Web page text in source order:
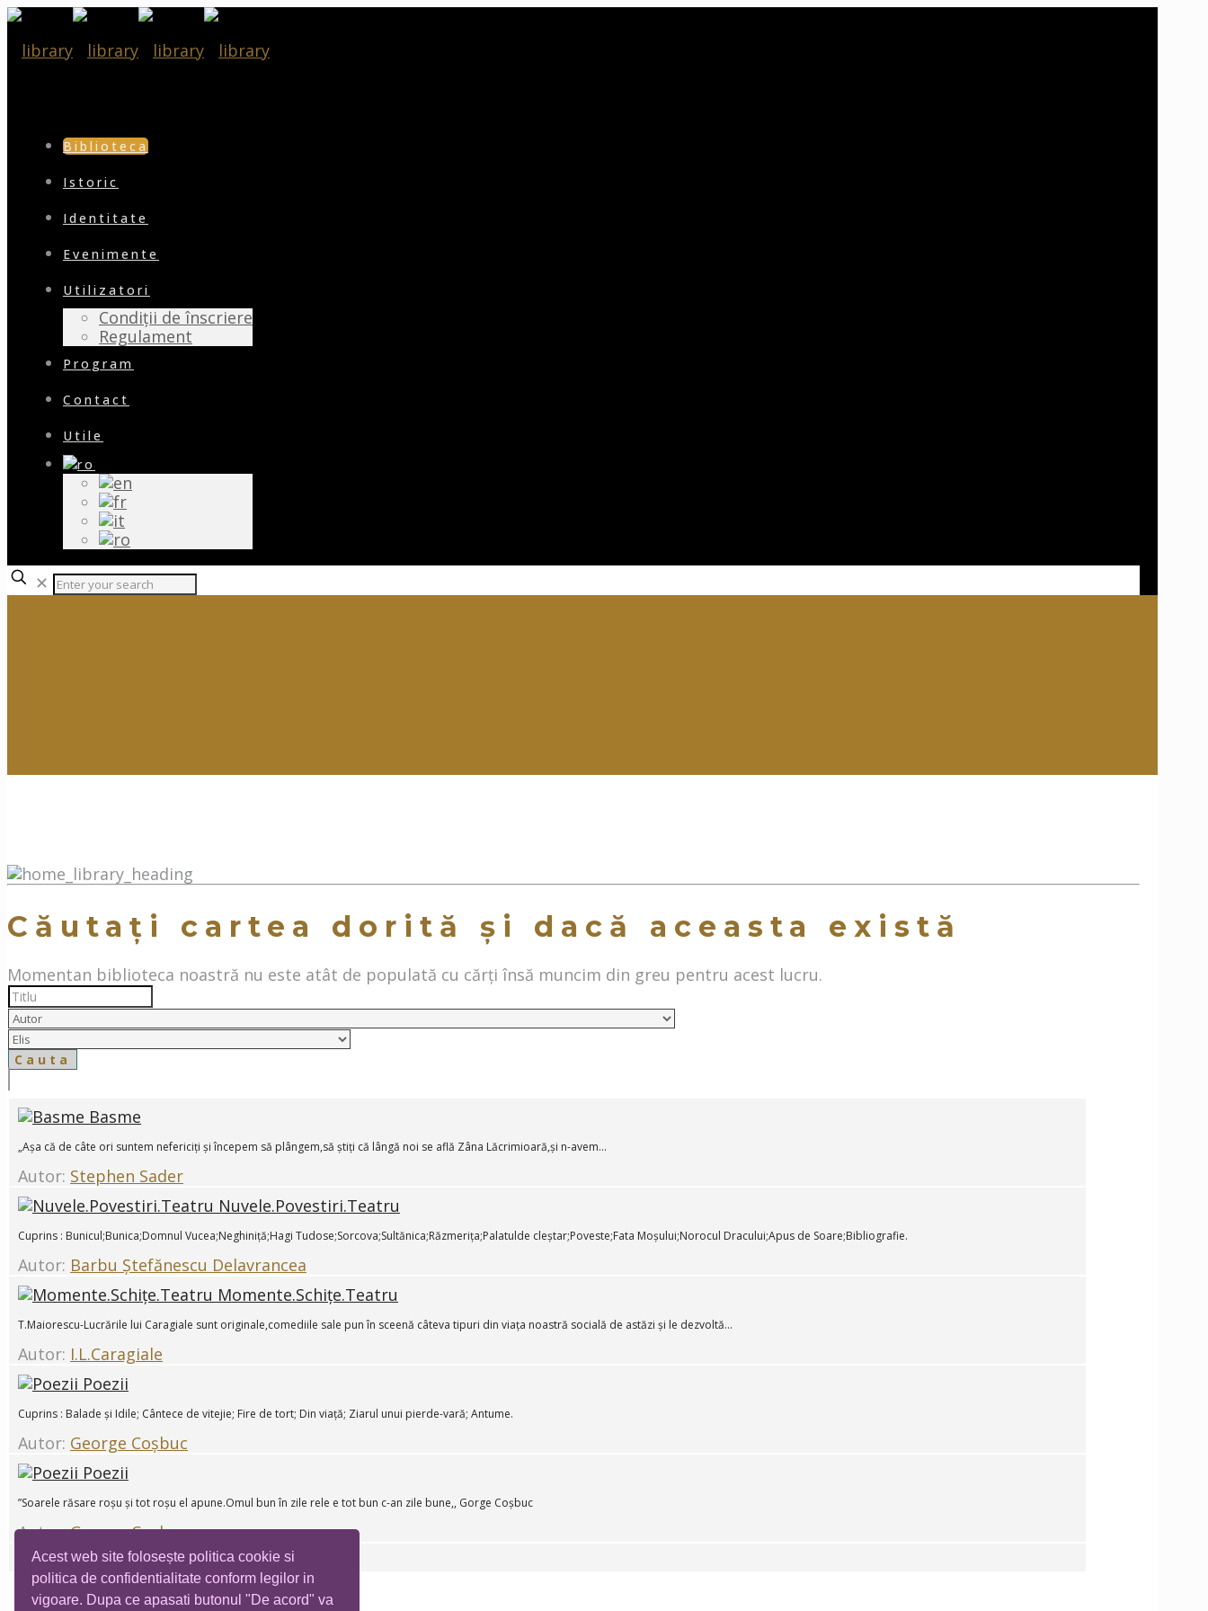
Acest web site folosește politica cookie si
politica de confidentialitate conform legilor in
vigoare. Dupa ce apasati butonul "De acord" va
Biblioteca
Istoric
Identitate
Evenimente
Utilizatori
Condiții de înscriere
Regulament
Program
Contact
Utile
✕
Căutați cartea dorită și dacă aceasta există
Momentan biblioteca noastră nu este atât de populată cu cărți însă muncim din greu pentru acest lucru.
Basme
„Așa că de câte ori suntem nefericiți și începem să plângem,să știți că lângă noi se află Zâna Lăcrimioară,și n-avem...
Autor: Stephen Sader
Nuvele.Povestiri.Teatru
Cuprins : Bunicul;Bunica;Domnul Vucea;Neghiniță;Hagi Tudose;Sorcova;Sultănica;Răzmerița;Palatulde cleștar;Poveste;Fata Moșului;Norocul Dracului;Apus de Soare;Bibliografie.
Autor: Barbu Ștefănescu Delavrancea
Momente.Schițe.Teatru
T.Maiorescu-Lucrările lui Caragiale sunt originale,comediile sale pun în sceenă câteva tipuri din viața noastră socială de astăzi și le dezvoltă...
Autor: I.L.Caragiale
Poezii
Cuprins : Balade și Idile; Cântece de vitejie; Fire de tort; Din viață; Ziarul unui pierde-vară; Antume.
Autor: George Coșbuc
Poezii
”Soarele răsare roșu și tot roșu el apune.Omul bun în zile rele e tot bun c-an zile bune,, Gorge Coșbuc
Autor:George Coșbuc
POEZIIAutor:Vasile Alecsandri